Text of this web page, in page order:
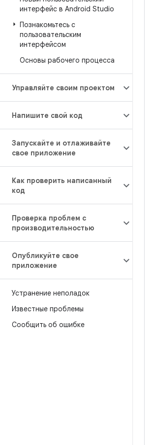
интерфейс в Android Studio
Познакомьтесь с
пользовательским
интерфейсом
Основы рабочего процесса
Управляйте своим проектом
Напишите свой код
Запускайте и отлаживайте
свое приложение
Как проверить написанный
код
Проверка проблем с
производительностью
Опубликуйте свое
приложение
Устранение неполадок
Известные проблемы
Сообщить об ошибке